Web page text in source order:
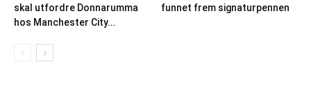
skal utfordre Donnarumma
hos Manchester City...
funnet frem signaturpennen